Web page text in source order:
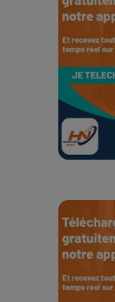
Échos des
Chroniques
Nécrologie